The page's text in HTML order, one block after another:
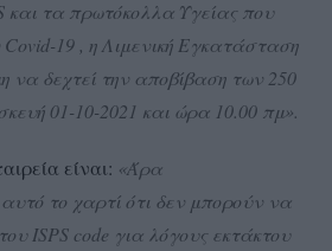
και τα πρωτόκολλα Υγείας που
19 , η Λιμενική Εγκατάσταση
να δεχτεί την αποβίβαση των 250
01-10-2021 και ώρα 10.00 πμ».
είναι: «Άρα
το χαρτί ότι δεν μπορούν να
ISPS code για λόγους εκτάκτου